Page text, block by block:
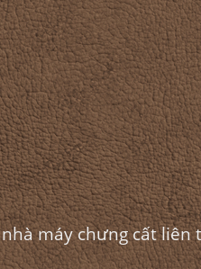
máy chưng cất liên